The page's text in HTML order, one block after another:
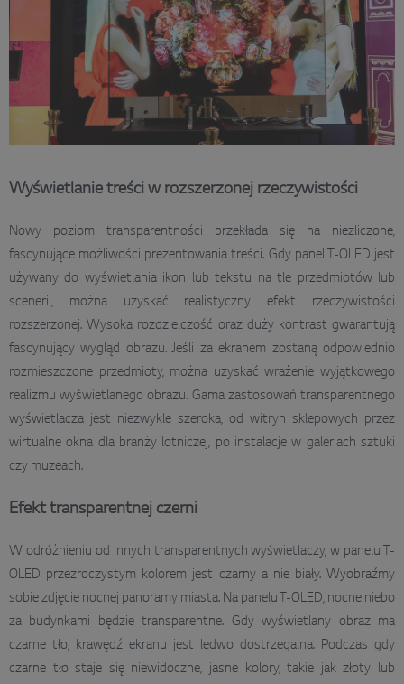
Wyświetlanie treści w rozszerzonej rzeczywistości
Nowy poziom transparentności przekłada się na niezliczone,
fascynujące możliwości prezentowania treści. Gdy panel T-OLED jest
używany do wyświetlania ikon lub tekstu na tle przedmiotów lub
scenerii, można uzyskać realistyczny efekt rzeczywistości
rozszerzonej. Wysoka rozdzielczość oraz duży kontrast gwarantują
fascynujący wygląd obrazu. Jeśli za ekranem zostaną odpowiednio
rozmieszczone przedmioty, można uzyskać wrażenie wyjątkowego
realizmu wyświetlanego obrazu. Gama zastosowań transparentnego
wyświetlacza jest niezwykle szeroka, od witryn sklepowych przez
wirtualne okna dla branży lotniczej, po instalacje w galeriach sztuki
czy muzeach.
Efekt transparentnej czerni
W odróżnieniu od innych transparentnych wyświetlaczy, w panelu T-
OLED przezroczystym kolorem jest czarny a nie biały. Wyobraźmy
sobie zdjęcie nocnej panoramy miasta. Na panelu T-OLED, nocne niebo
za budynkami będzie transparentne. Gdy wyświetlany obraz ma
czarne tło, krawędź ekranu jest ledwo dostrzegalna. Podczas gdy
czarne tło staje się niewidoczne, jasne kolory, takie jak złoty lub